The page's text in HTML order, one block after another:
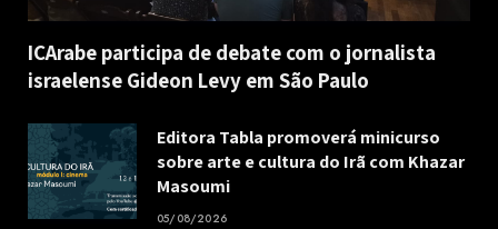
ICArabe participa de debate com o jornalista
israelense Gideon Levy em São Paulo
Editora Tabla promoverá minicurso
sobre arte e cultura do Irã com Khazar
Masoumi
05/08/2026